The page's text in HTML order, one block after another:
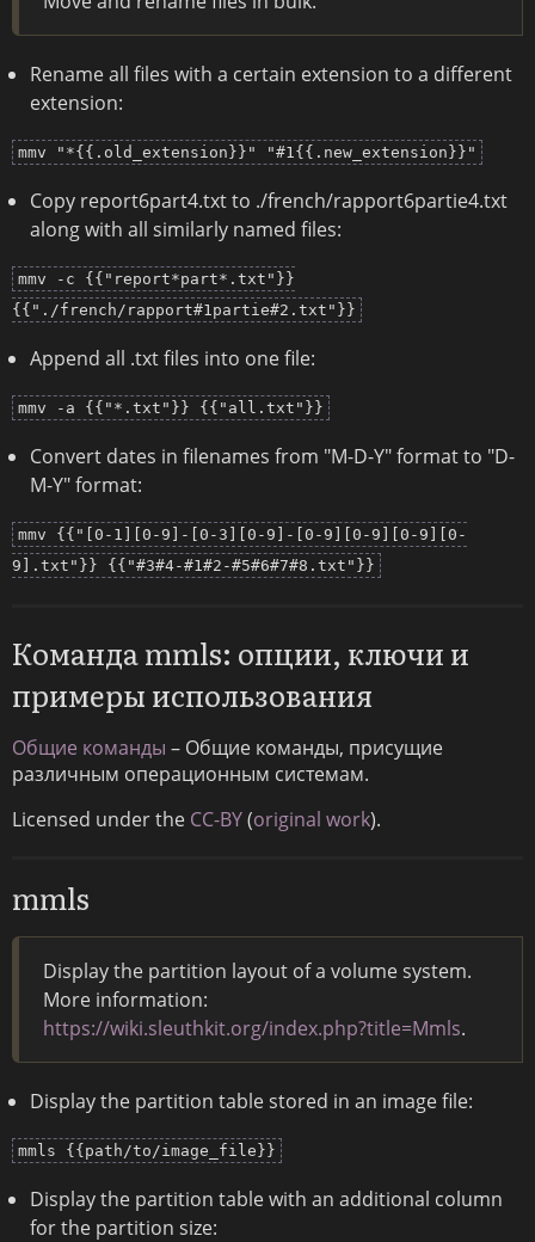
Rename all files with a certain extension to a different
extension:
mmv "*{{.old_extension}}" "#1{{.new_extension}}"
Copy report6part4.txt to ./french/rapport6partie4.txt
along with all similarly named files:
mmv -c {{"report*part*.txt"}}
{{"./french/rapport#1partie#2.txt"}}
Append all .txt files into one file:
mmv -a {{"*.txt"}} {{"all.txt"}}
Convert dates in filenames from "M-D-Y" format to "D-
M-Y" format:
mmv {{"[0-1][0-9]-[0-3][0-9]-[0-9][0-9][0-9][0-
9].txt"}} {{"#3#4-#1#2-#5#6#7#8.txt"}}
Команда mmls: опции, ключи и
примеры использования
Общие команды – Общие команды, присущие
различным операционным системам.
Licensed under the CC-BY(original work).
mmls
Display the partition layout of a volume system.
More information:
https://wiki.sleuthkit.org/index.php?title=Mmls.
Display the partition table stored in an image file:
mmls {{path/to/image_file}}
Display the partition table with an additional column
for the partition size: